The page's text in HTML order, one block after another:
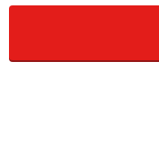
ユニクロ エアリズム
風が強くて肌寒いと